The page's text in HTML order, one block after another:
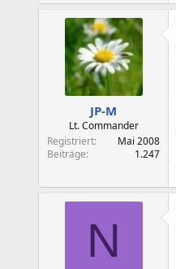
JP-M
Lt. Commander
Registriert
Mai 2008
Beiträge
1.247
N